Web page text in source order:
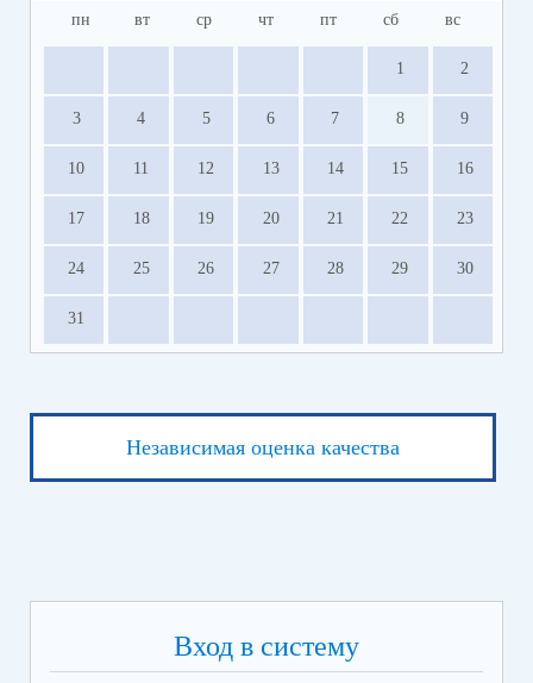
пн вт ср чт пт сб вс
1 2
3 4 5 6 7 8 9
10 11 12 13 14 15 16
17 18 19 20 21 22 23
24 25 26 27 28 29 30
31
Независимая оценка качества
Вход в систему